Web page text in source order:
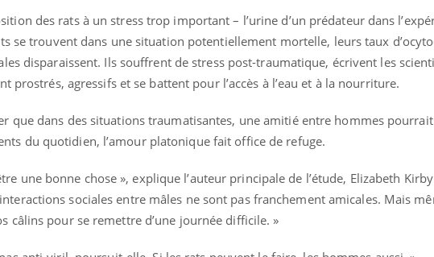
des rats à un stress trop important – l’urine d’un prédateur dans
se trouvent dans une situation potentiellement mortelle, leurs taux
disparaissent. Ils souffrent de stress post-traumatique, écrivent les
prostrés, agressifs et se battent pour l’accès à l’eau et à la nourriture.
que dans des situations traumatisantes, une amitié entre hommes
du quotidien, l’amour platonique fait office de refuge.
une bonne chose », explique l’auteur principale de l’étude, Elizabeth
sociales entre mâles ne sont pas franchement amicales. Mais
câlins pour se remettre d’une journée difficile. »